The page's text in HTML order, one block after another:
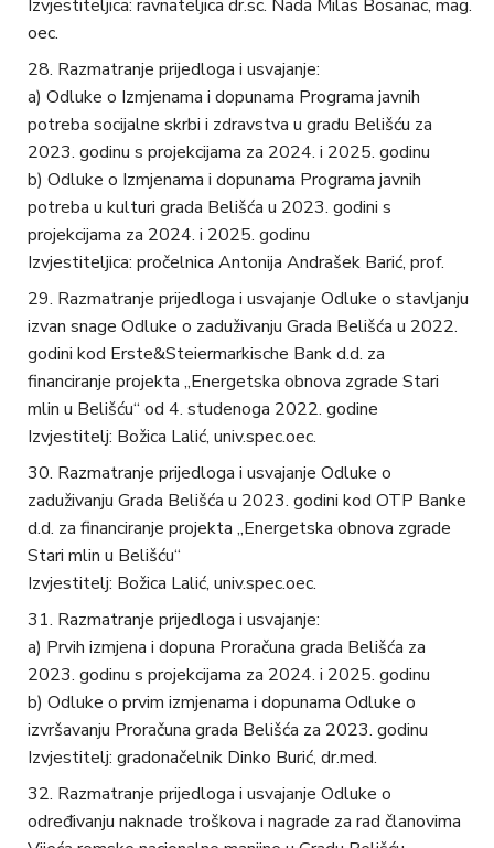
Izvjestiteljica: ravnateljica dr.sc. Nada Milas Bosanac, mag.
oec.
Razmatranje prijedloga i usvajanje:
a) Odluke o Izmjenama i dopunama Programa javnih
potreba socijalne skrbi i zdravstva u gradu Belišću za
2023. godinu s projekcijama za 2024. i 2025. godinu
b) Odluke o Izmjenama i dopunama Programa javnih
potreba u kulturi grada Belišća u 2023. godini s
projekcijama za 2024. i 2025. godinu
Izvjestiteljica: pročelnica Antonija Andrašek Barić, prof.
Razmatranje prijedloga i usvajanje Odluke o stavljanju
izvan snage Odluke o zaduživanju Grada Belišća u 2022.
godini kod Erste&Steiermarkische Bank d.d. za
financiranje projekta „Energetska obnova zgrade Stari
mlin u Belišću“ od 4. studenoga 2022. godine
Izvjestitelj: Božica Lalić, univ.spec.oec.
Razmatranje prijedloga i usvajanje Odluke o
zaduživanju Grada Belišća u 2023. godini kod OTP Banke
d.d. za financiranje projekta „Energetska obnova zgrade
Stari mlin u Belišću“
Izvjestitelj: Božica Lalić, univ.spec.oec.
Razmatranje prijedloga i usvajanje:
a) Prvih izmjena i dopuna Proračuna grada Belišća za
2023. godinu s projekcijama za 2024. i 2025. godinu
b) Odluke o prvim izmjenama i dopunama Odluke o
izvršavanju Proračuna grada Belišća za 2023. godinu
Izvjestitelj: gradonačelnik Dinko Burić, dr.med.
Razmatranje prijedloga i usvajanje Odluke o
određivanju naknade troškova i nagrade za rad članovima